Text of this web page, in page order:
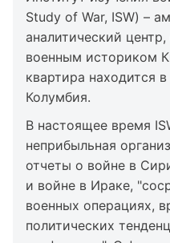
Study of War, ISW) –
аналитический
военным историком
квартира находится
Колумбия.
В настоящее время
неприбыльная
отчеты о войне в
и войне в Ираке,
военных операциях,
политических